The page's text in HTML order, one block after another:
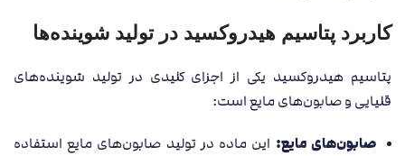
کاربرد پتاسیم هیدروکسید در تولید شوینده‌ها
پتاسیم هیدروکسید یکی از اجزای کلیدی در تولید شوینده‌های
قلیایی و صابون‌های مایع است:
صابون‌های مایع: این ماده در تولید صابون‌های مایع استفاده